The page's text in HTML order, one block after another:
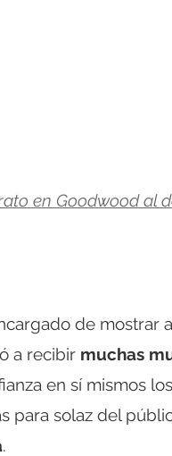
en Goodwood al
de mostrar
a recibir muchas
en sí mismos
para solaz del
.